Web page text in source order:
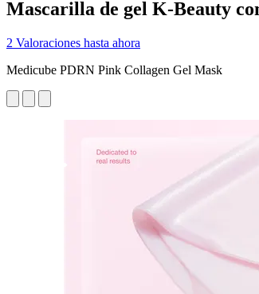
Mascarilla de gel K-Beauty
2 Valoraciones hasta ahora
Medicube PDRN Pink Collagen Gel Mask